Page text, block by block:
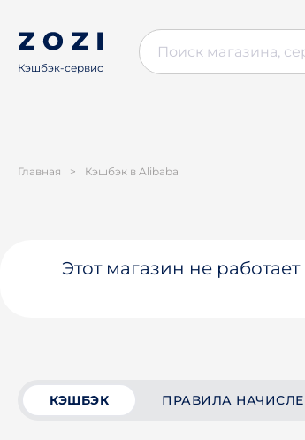
Кэшбэк-сервис
Главная > Кэшбэк в Alibaba
Этот магазин не
КЭШБЭК ПРАВИЛА